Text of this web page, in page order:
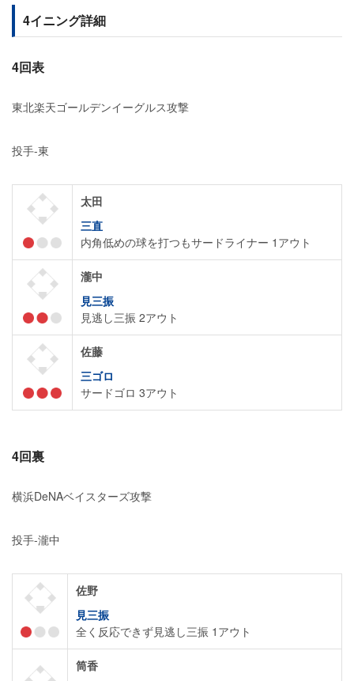
4イニング詳細
4回表
東北楽天ゴールデンイーグルス攻撃
投手-東
太田
三直
内角低めの球を打つもサードライナー 1アウト
瀧中
見三振
見逃し三振 2アウト
佐藤
三ゴロ
サードゴロ 3アウト
4回裏
横浜DeNAベイスターズ攻撃
投手-瀧中
佐野
見三振
全く反応できず見逃し三振 1アウト
筒香